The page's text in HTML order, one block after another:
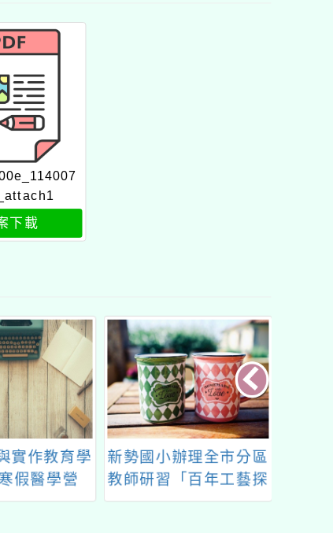
下載
實作教育學
假醫學營
新勢國小辦理全市分區
教師研習「百年工藝探
尋之旅-大溪老街與百